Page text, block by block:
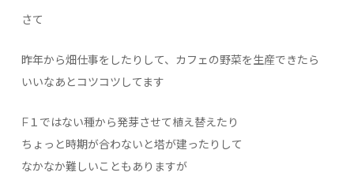
さて
昨年から畑仕事をしたりして、カフェの野菜を生産できたら
いいなあとコツコツしてます
F１ではない種から発芽させて植え替えたり
ちょっと時期が合わないと塔が建ったりして
なかなか難しいこともありますが